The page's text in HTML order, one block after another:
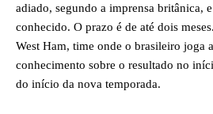
adiado, segundo a imprensa britânica,
conhecido. O prazo é de até dois
West Ham, time onde o brasileiro joga
conhecimento sobre o resultado no
do início da nova temporada.